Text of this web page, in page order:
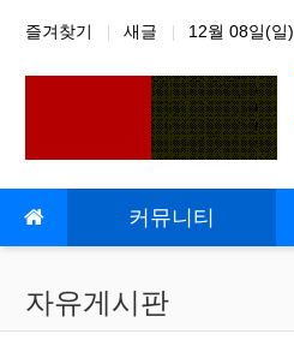
상단 네비
즐겨찾기 새글 12월 08일(일)
메인 메뉴 커뮤니티
자유게시판